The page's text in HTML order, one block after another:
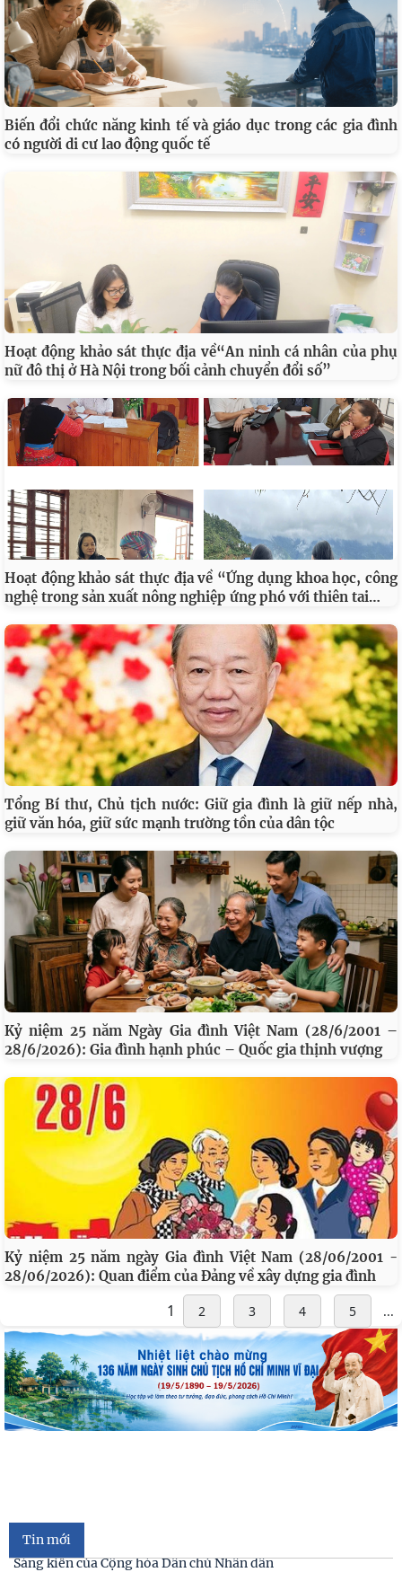
Biến đổi chức năng kinh tế và giáo dục trong các gia đình
có người di cư lao động quốc tế
Hoạt động khảo sát thực địa về“An ninh cá nhân của phụ
nữ đô thị ở Hà Nội trong bối cảnh chuyển đổi số”
Hoạt động khảo sát thực địa về “Ứng dụng khoa học, công
nghệ trong sản xuất nông nghiệp ứng phó với thiên tai…
Tổng Bí thư, Chủ tịch nước: Giữ gia đình là giữ nếp nhà,
giữ văn hóa, giữ sức mạnh trường tồn của dân tộc
Kỷ niệm 25 năm Ngày Gia đình Việt Nam (28/6/2001 –
28/6/2026): Gia đình hạnh phúc – Quốc gia thịnh vượng
Kỷ niệm 25 năm ngày Gia đình Việt Nam (28/06/2001 -
28/06/2026): Quan điểm của Đảng về xây dựng gia đình
1 2 3 4 5 ...
Chiến lược Toàn diện tăng cường Việt Nam
Đóng góp tích cực vào củng cố môi trường hòa bình, ổn